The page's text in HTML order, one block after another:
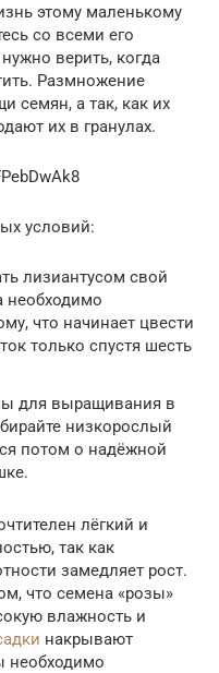
этому маленькому
со всеми его
верить, когда
Размножение
семян, а так, как их
их в гранулах.
условий:
лизиантусом свой
необходимо
что начинает цвести
только спустя шесть
для выращивания в
низкорослый
потом о надёжной
лёгкий и
так как
замедляет рост.
что семена «розы»
влажность и
накрывают
необходимо